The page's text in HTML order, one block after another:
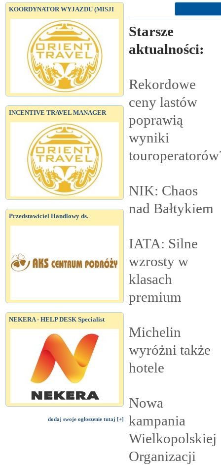
KOORDYNATOR WYJAZDU (MISJI
INCENTIVE TRAVEL MANAGER
Przedstawiciel Handlowy ds.
NEKERA - HELP DESK Specialist
dodaj swoje ogłoszenie tutaj [+]
Starsze
aktualności:
Rekordowe
ceny lastów
poprawią
wyniki
NIK: Chaos
nad Bałtykiem
IATA: Silne
wzrosty w
klasach
premium
Michelin
wyróżni także
hotele
Nowa
kampania
Wielkopolskiej
Organizacji